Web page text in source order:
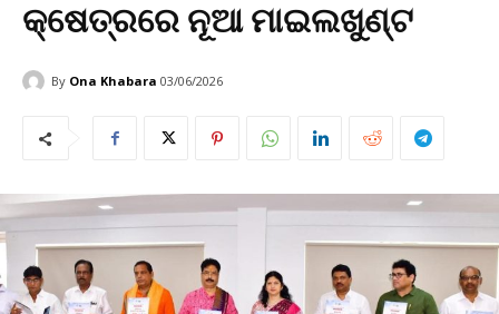
କ୍ଷେତ୍ରରେ ନୂଆ ମାଇଲଖୁଣ୍ଟ
By Ona Khabara 03/06/2026